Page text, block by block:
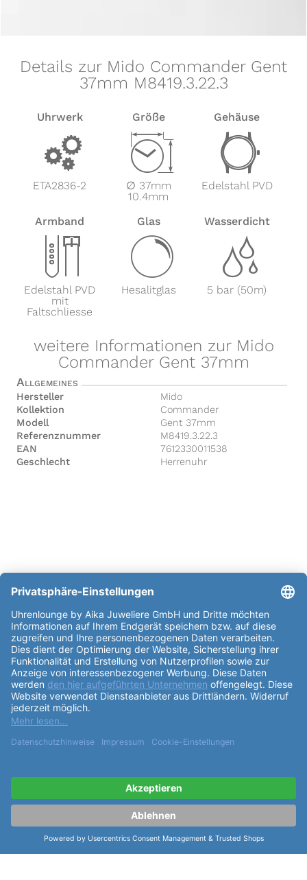
Details zur Mido Commander Gent
37mm M8419.3.22.3
Uhrwerk
v
ETA2836-2
Größe
Z
∅ 37mm
10.4mm
Gehäuse
w
Edelstahl PVD
Armband
x
Edelstahl PVD
mit
Faltschliesse
Glas
y
Hesalitglas
Wasserdicht
z
5 bar (50m)
weitere Informationen zur Mido
Commander Gent 37mm
Allgemeines
Hersteller
Mido
Kollektion
Commander
Modell
Gent 37mm
Referenznummer
M8419.3.22.3
EAN
7612330011538
Geschlecht
Herrenuhr